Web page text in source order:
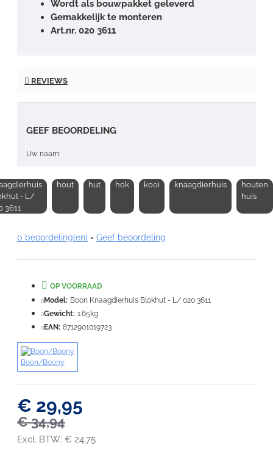
Wordt als bouwpakket geleverd
Gemakkelijk te monteren
Art.nr. 020 3611
REVIEWS
GEEF BEOORDELING
Uw naam:
Waardering:
Slecht Goed
- L/
3611
hout hut hok kooi knaagdierhuis
houten
huis
0 beoordeling(en) - Geef beoordeling
€ 29,95
€ 34,94
Excl. BTW: € 24,75
OP VOORRAAD
Model: Boon Knaagdierhuis Blokhut - L/ 020 3611
Gewicht: 1.65kg
EAN: 8712901019723
Boon/Boony